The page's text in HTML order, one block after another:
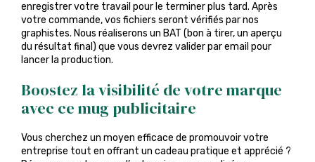
enregistrer votre travail pour le terminer plus tard. Après
votre commande, vos fichiers seront vérifiés par nos
graphistes. Nous réaliserons un BAT (bon à tirer, un aperçu
du résultat final) que vous devrez valider par email pour
lancer la production.
Boostez la visibilité de votre marque
avec ce mug publicitaire
Vous cherchez un moyen efficace de promouvoir votre
entreprise tout en offrant un cadeau pratique et apprécié ?